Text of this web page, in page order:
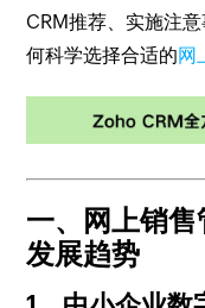
CRM推荐、实施注
何科学选择合适的网
一、网上销
发展趋势